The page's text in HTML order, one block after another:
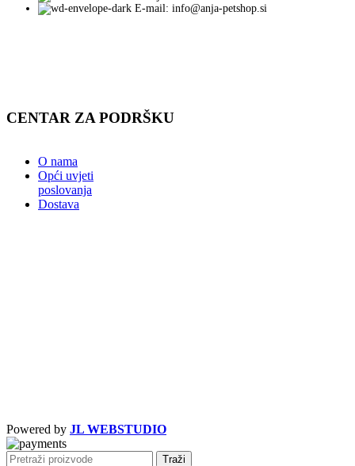
E-mail: info@anja-petshop.si
CENTAR ZA PODRŠKU
O nama
Opći uvjeti
poslovanja
Dostava
Powered by JL WEBSTUDIO
Traži